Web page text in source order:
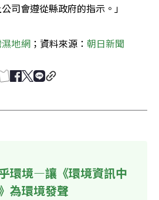
司會遵從縣政府的指示。」
地網；資料來源： 朝日新聞
環境—讓《環境資訊中
為環境發聲